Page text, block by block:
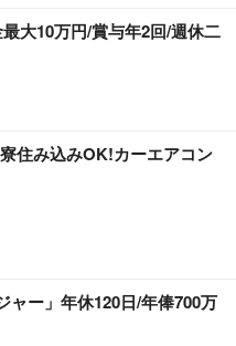
大10万円/賞与年2回/週休二
住み込みOK!カーエアコン
ャー」年休120日/年俸700万